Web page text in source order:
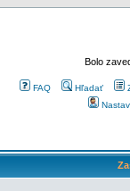
Bolo
FAQ Hľadať